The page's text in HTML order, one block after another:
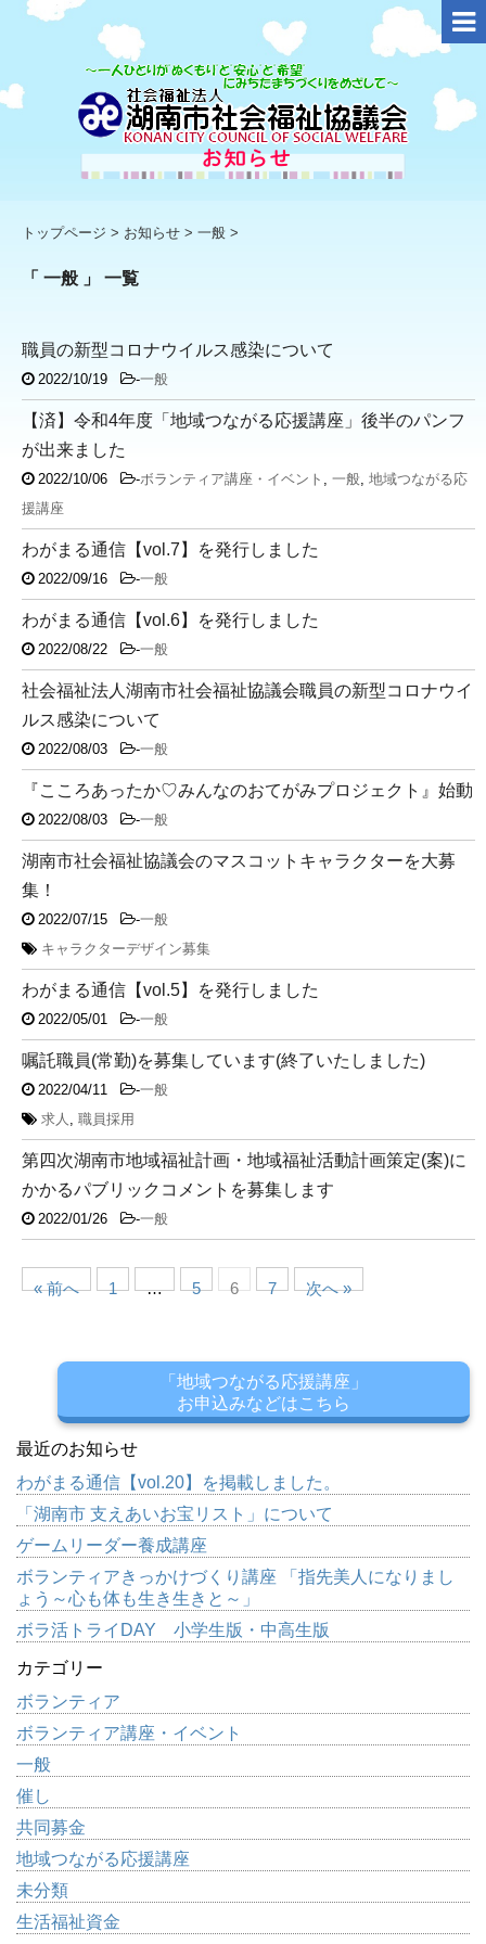
トップページ > お知らせ > 一般 >
「 一般 」 一覧
職員の新型コロナウイルス感染について
2022/10/19 -一般
【済】令和4年度「地域つながる応援講座」後半のパンフ
が出来ました
2022/10/06 -ボランティア講座・イベント 一般 地域つながる応
援講座
わがまる通信【vol.7】を発行しました
2022/09/16 -一般
わがまる通信【vol.6】を発行しました
2022/08/22 -一般
社会福祉法人湖南市社会福祉協議会職員の新型コロナウイ
ルス感染について
2022/08/03 -一般
『こころあったか♡みんなのおてがみプロジェクト』始動
2022/08/03 -一般
湖南市社会福祉協議会のマスコットキャラクターを大募
集！
2022/07/15 -一般
キャラクターデザイン募集
わがまる通信【vol.5】を発行しました
2022/05/01 -一般
嘱託職員(常勤)を募集しています(終了いたしました)
2022/04/11 -一般
求人
職員採用
第四次湖南市地域福祉計画・地域福祉活動計画策定(案)に
かかるパブリックコメントを募集します
2022/01/26 -一般
« 前へ 1 … 5 6 7 次へ »
「地域つながる応援講座」
お申込みなどはこちら
最近のお知らせ
わがまる通信【vol.20】を掲載しました。
「湖南市 支えあいお宝リスト」について
ゲームリーダー養成講座
ボランティアきっかけづくり講座 「指先美人になりまし
ょう～心も体も生き生きと～」
ボラ活トライDAY 小学生版・中高生版
カテゴリー
ボランティア
ボランティア講座・イベント
一般
催し
共同募金
地域つながる応援講座
未分類
生活福祉資金